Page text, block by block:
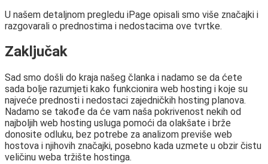
U našem detaljnom pregledu iPage opisali smo više značajki i
razgovarali o prednostima i nedostacima ove tvrtke.
Zaključak
Sad smo došli do kraja našeg članka i nadamo se da ćete
sada bolje razumjeti kako funkcionira web hosting i koje su
najveće prednosti i nedostaci zajedničkih hosting planova.
Nadamo se takođe da će vam naša pokrivenost nekih od
najboljih web hosting usluga pomoći da olakšate i brže
donosite odluku, bez potrebe za analizom previše web
hostova i njihovih značajki, posebno kada uzmete u obzir čistu
veličinu weba tržište hostinga.